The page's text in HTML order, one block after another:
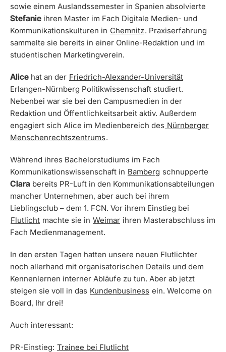
sowie einem Auslandssemester in Spanien absolvierte
Stefanie ihren Master im Fach Digitale Medien- und
Kommunikationskulturen in Chemnitz. Praxiserfahrung
sammelte sie bereits in einer Online-Redaktion und im
studentischen Marketingverein.
Alice hat an der Friedrich-Alexander-Universität
Erlangen-Nürnberg Politikwissenschaft studiert.
Nebenbei war sie bei den Campusmedien in der
Redaktion und Öffentlichkeitsarbeit aktiv. Außerdem
engagiert sich Alice im Medienbereich des Nürnberger
Menschenrechtszentrums.
Während ihres Bachelorstudiums im Fach
Kommunikationswissenschaft in Bamberg schnupperte
Clara bereits PR-Luft in den Kommunikationsabteilungen
mancher Unternehmen, aber auch bei ihrem
Lieblingsclub – dem 1. FCN. Vor ihrem Einstieg bei
Flutlicht machte sie in Weimar ihren Masterabschluss im
Fach Medienmanagement.
In den ersten Tagen hatten unsere neuen Flutlichter
noch allerhand mit organisatorischen Details und dem
Kennenlernen interner Abläufe zu tun. Aber ab jetzt
steigen sie voll in das Kundenbusiness ein. Welcome on
Board, Ihr drei!
Auch interessant:
PR-Einstieg: Trainee bei Flutlicht